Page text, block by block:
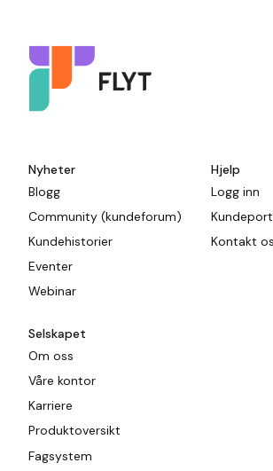
Nyheter
Blogg
Community (kundeforum)
Kundehistorier
Eventer
Webinar
Hjelp
Logg inn
Kontakt
Selskapet
Om oss
Våre kontor
Karriere
Produktoversikt
Fagsystem